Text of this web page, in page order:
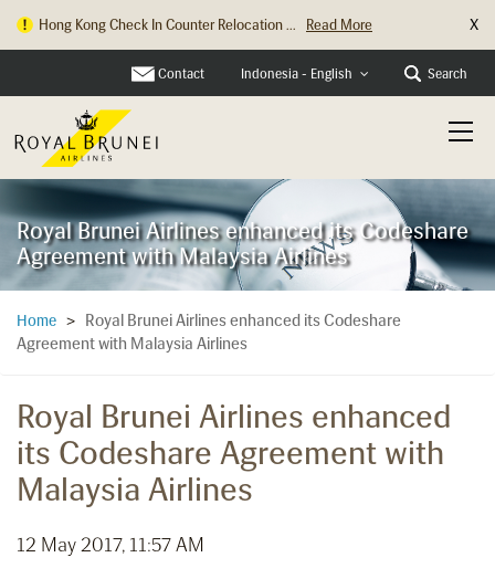
Hong Kong Check In Counter Relocation ... Read More X
Contact Indonesia - English Search
Royal Brunei Airlines enhanced its Codeshare
Agreement with Malaysia Airlines
Home >
Royal Brunei Airlines enhanced its Codeshare
Agreement with Malaysia Airlines
Royal Brunei Airlines enhanced
its Codeshare Agreement with
Malaysia Airlines
12 May 2017, 11:57 AM